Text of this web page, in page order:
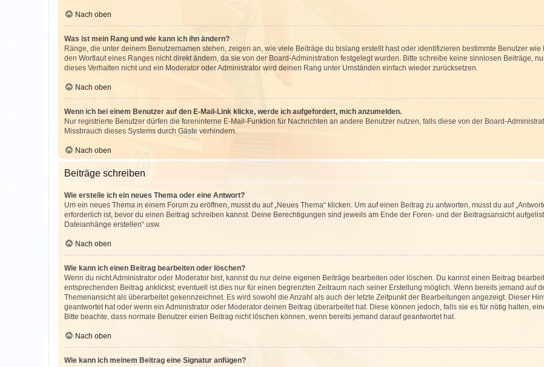
Nach oben
Was ist mein Rang und wie kann ich ihn ändern?
Ränge, die unter deinem Benutzernamen stehen, zeigen an, wie viele Beiträge du bislang erstellt hast oder identifizieren bestimmte Benutzer
den Wortlaut eines Ranges nicht direkt ändern, da sie von der Board-Administration festgelegt wurden. Bitte schreibe keine sinnlosen Beiträge,
dieses Verhalten nicht und ein Moderator oder Administrator wird deinen Rang unter Umständen einfach wieder zurücksetzen.
Nach oben
Wenn ich bei einem Benutzer auf den E-Mail-Link klicke, werde ich aufgefordert, mich anzumelden.
Nur registrierte Benutzer dürfen die foreninterne E-Mail-Funktion für Nachrichten an andere Benutzer nutzen, falls diese von der Board-
Missbrauch dieses Systems durch Gäste verhindern.
Nach oben
Beiträge schreiben
Wie erstelle ich ein neues Thema oder eine Antwort?
Um ein neues Thema in einem Forum zu eröffnen, musst du auf „Neues Thema“ klicken. Um auf einen Beitrag zu antworten, musst du auf
erforderlich ist, bevor du einen Beitrag schreiben kannst. Deine Berechtigungen sind jeweils am Ende der Foren- und der Beitragsansicht
Dateianhänge erstellen“ usw.
Nach oben
Wie kann ich einen Beitrag bearbeiten oder löschen?
Wenn du nicht Administrator oder Moderator bist, kannst du nur deine eigenen Beiträge bearbeiten oder löschen. Du kannst einen Beitrag
entsprechenden Beitrag anklickst; eventuell ist dies nur für einen begrenzten Zeitraum nach seiner Erstellung möglich. Wenn bereits jemand auf
Themenansicht als überarbeitet gekennzeichnet. Es wird sowohl die Anzahl als auch der letzte Zeitpunkt der Bearbeitungen angezeigt. Dieser
geantwortet hat oder wenn ein Administrator oder Moderator deinen Beitrag überarbeitet hat. Diese können jedoch, falls sie es für nötig halten,
Bitte beachte, dass normale Benutzer einen Beitrag nicht löschen können, wenn bereits jemand darauf geantwortet hat.
Nach oben
Wie kann ich meinem Beitrag eine Signatur anfügen?